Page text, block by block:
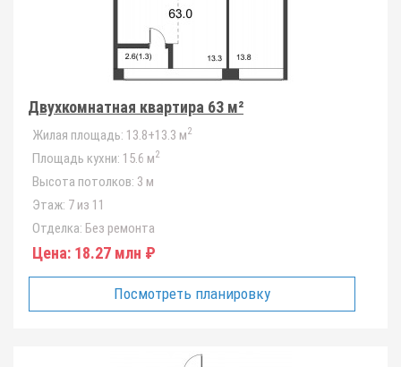
Двухкомнатная квартира 63 м²
Жилая площадь: 13.8+13.3 м2
Площадь кухни: 15.6 м2
Высота потолков: 3 м
Этаж: 7 из 11
Отделка: Без ремонта
Цена: 18.27 млн ₽
Посмотреть планировку